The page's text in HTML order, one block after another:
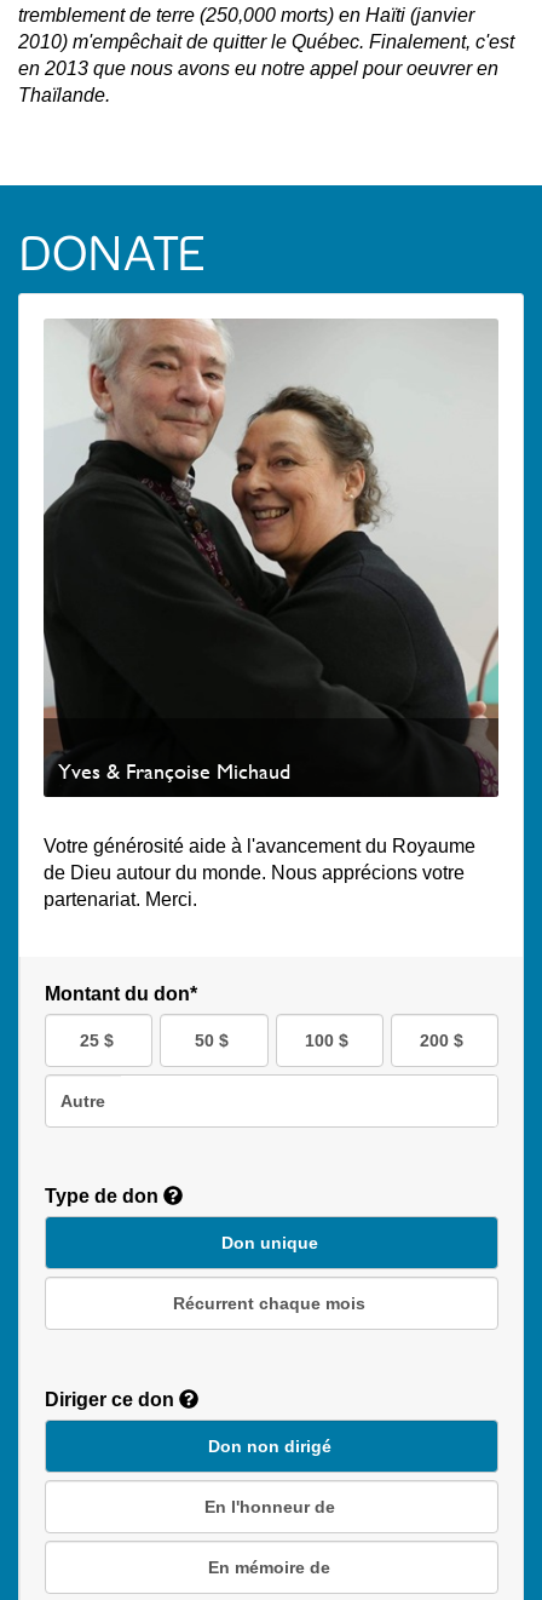
tremblement de terre (250,000 morts) en Haïti (janvier
2010) m'empêchait de quitter le Québec. Finalement, c'est
en 2013 que nous avons eu notre appel pour oeuvrer en
Thaïlande.
DONATE
Yves & Françoise Michaud
Votre générosité aide à l'avancement du Royaume
de Dieu autour du monde. Nous apprécions votre
partenariat. Merci.
Montant du don*
25 $ 50 $ 100 $ 200 $
Autre
Type de don
Don unique
Récurrent chaque mois
Duration
Diriger ce don
Don non dirigé
En l'honneur de
En mémoire de